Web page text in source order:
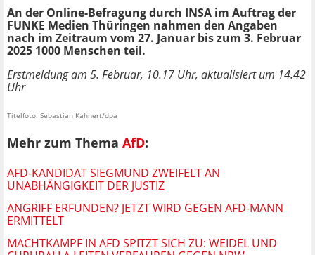
An der Online-Befragung durch INSA im Auftrag der
FUNKE Medien Thüringen nahmen den Angaben
nach im Zeitraum vom 27. Januar bis zum 3. Februar
2025 1000 Menschen teil.
Erstmeldung am 5. Februar, 10.17 Uhr, aktualisiert um 14.42
Uhr
Titelfoto: Sebastian Kahnert/dpa
Mehr zum Thema AfD:
AFD-KANDIDAT SIEGMUND ZWEIFELT AN
UNABHÄNGIGKEIT DER JUSTIZ
ANGRIFF ERFUNDEN? JETZT WIRD GEGEN AFD-MANN
ERMITTELT
MACHTKAMPF IN AFD SPITZT SICH ZU: WEIDEL UND